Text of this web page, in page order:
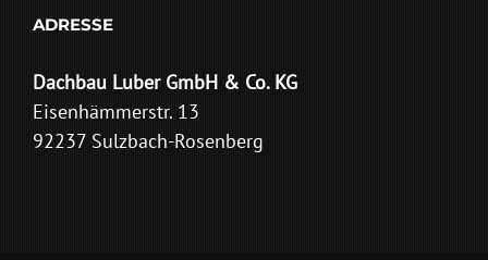
ADRESSE
Dachbau Luber GmbH & Co. KG
Eisenhämmerstr. 13
92237 Sulzbach-Rosenberg